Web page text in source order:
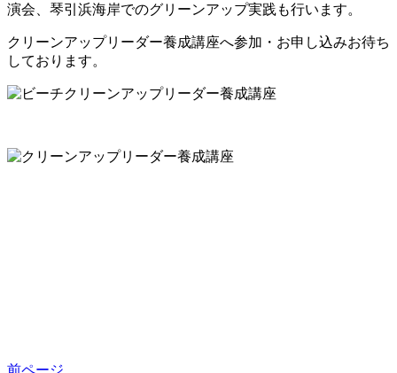
演会、琴引浜海岸でのグリーンアップ実践も行います。
クリーンアップリーダー養成講座へ参加・お申し込みお待ち
しております。
前ページ